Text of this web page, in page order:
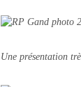
Une présentation